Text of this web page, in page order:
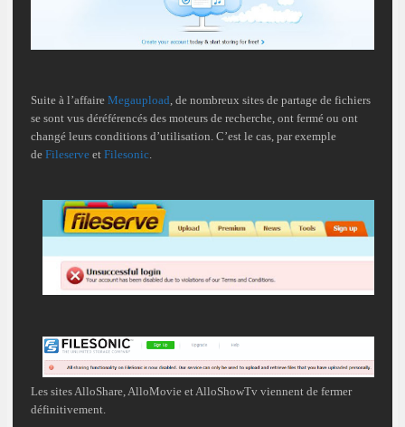
Suite à l’affaire Megaupload , de nombreux sites de partage de fichiers
se sont vus déréférencés des moteurs de recherche, ont fermé ou ont
changé leurs conditions d’utilisation. C’est le cas, par exemple
de Fileserve et Filesonic
Les sites AlloShare, AlloMovie et AlloShowTv viennent de fermer
définitivement.